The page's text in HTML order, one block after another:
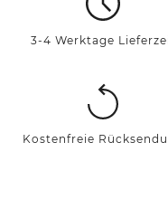
3-4 Werktage
Kostenfreie